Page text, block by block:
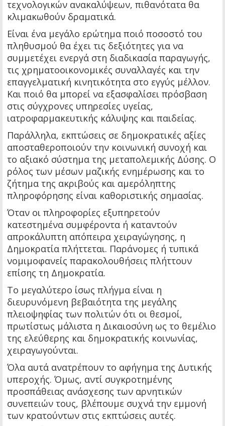
τεχνολογικών ανακαλύψεων, πιθανότατα θα
κλιμακωθούν δραματικά.
Είναι ένα μεγάλο ερώτημα ποιό ποσοστό του
πληθυσμού θα έχει τις δεξιότητες για να
συμμετέχει ενεργά στη διαδικασία παραγωγής,
τις χρηματοοικονομικές συναλλαγές και την
επαγγελματική κινητικότητα στο εγγύς μέλλον.
Και ποιό θα μπορεί να εξασφαλίσει πρόσβαση
στις σύγχρονες υπηρεσίες υγείας,
ιατροφαρμακευτικής κάλυψης και παιδείας.
Παράλληλα, εκπτώσεις σε δημοκρατικές αξίες
αποσταθεροποιούν την κοινωνική συνοχή και
το αξιακό σύστημα της μεταπολεμικής Δύσης. Ο
ρόλος των μέσων μαζικής ενημέρωσης και το
ζήτημα της ακριβούς και αμερόληπτης
πληροφόρησης είναι καθοριστικής σημασίας.
Όταν οι πληροφορίες εξυπηρετούν
κατεστημένα συμφέροντα ή καταντούν
απροκάλυπτη απόπειρα χειραγώγησης, η
Δημοκρατία πλήττεται. Παράνομες ή τυπικά
νομιμοφανείς παρακολουθήσεις πλήττουν
επίσης τη Δημοκρατία.
Το μεγαλύτερο ίσως πλήγμα είναι η
διευρυνόμενη βεβαιότητα της μεγάλης
πλειοψηφίας των πολιτών ότι οι θεσμοί,
πρωτίστως μάλιστα η Δικαιοσύνη ως το θεμέλιο
της ελεύθερης και δημοκρατικής κοινωνίας,
χειραγωγούνται.
Όλα αυτά ανατρέπουν το αφήγημα της Δυτικής
υπεροχής. Όμως, αντί συγκροτημένης
προσπάθειας ανάσχεσης των αρνητικών
συνεπειών τους, βλέπουμε συχνά την εμμονή
των κρατούντων στις εκπτώσεις αυτές.